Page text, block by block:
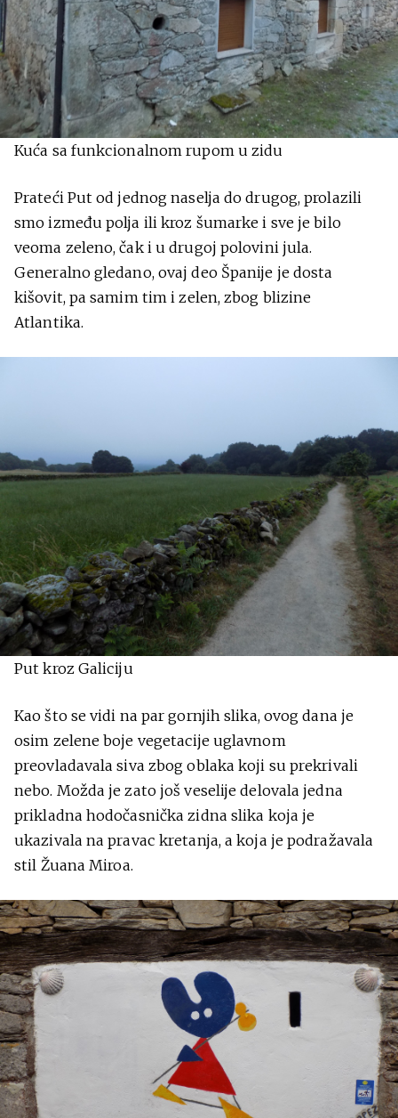
Kuća sa funkcionalnom rupom u zidu
Prateći Put od jednog naselja do drugog, prolazili
smo između polja ili kroz šumarke i sve je bilo
veoma zeleno, čak i u drugoj polovini jula.
Generalno gledano, ovaj deo Španije je dosta
kišovit, pa samim tim i zelen, zbog blizine
Atlantika.
Put kroz Galiciju
Kao što se vidi na par gornjih slika, ovog dana je
osim zelene boje vegetacije uglavnom
preovladavala siva zbog oblaka koji su prekrivali
nebo. Možda je zato još veselije delovala jedna
prikladna hodočasnička zidna slika koja je
ukazivala na pravac kretanja, a koja je podražavala
stil Žuana Miroa.